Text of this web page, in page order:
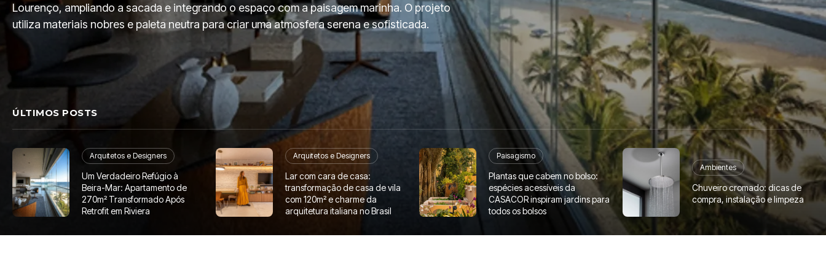
Lourenço, ampliando a sacada e integrando o espaço com a paisagem marinha. O projeto
utiliza materiais nobres e paleta neutra para criar uma atmosfera serena e sofisticada.
ÚLTIMOS POSTS
Arquitetos e Designers
Um Verdadeiro Refúgio à
Beira-Mar: Apartamento de
270m² Transformado Após
Retrofit em Riviera
Arquitetos e Designers
Lar com cara de casa:
transformação de casa de vila
com 120m² e charme da
arquitetura italiana no Brasil
Paisagismo
Plantas que cabem no bolso:
espécies acessíveis da
CASACOR inspiram jardins para
todos os bolsos
Ambientes
Chuveiro cromado: dicas de
compra, instalação e limpeza